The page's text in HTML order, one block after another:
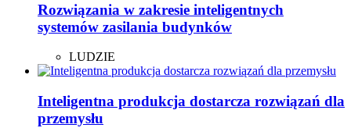
Rozwiązania w zakresie inteligentnych
systemów zasilania budynków
LUDZIE
Inteligentna produkcja dostarcza rozwiązań dla
przemysłu